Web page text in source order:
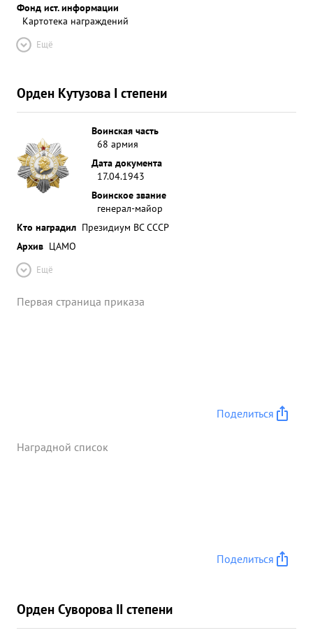
Фонд ист. информации
Картотека награждений
Ещё
Орден Кутузова I степени
Воинская часть
68 армия
Дата документа
17.04.1943
Воинское звание
генерал-майор
Кто наградил Президиум ВС СССР
Архив ЦАМО
Ещё
Первая страница приказа
Поделиться
Наградной список
Поделиться
Орден Суворова II степени